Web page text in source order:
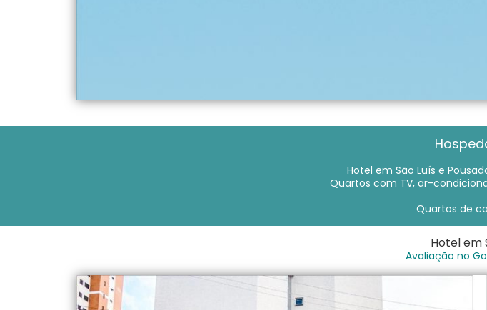
Hotel em São Luís e
Quartos com TV, ar-
Quartos de
Hotel em
Avaliação no